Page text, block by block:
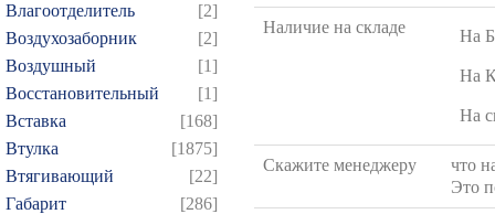
Влагоотделитель
[2]
Воздухозаборник
[2]
Воздушный
[1]
Восстановительный
[1]
Вставка
[168]
Втулка
[1875]
Втягивающий
[22]
Габарит
[286]
Наличие на складе На
На
На
Скажите менеджеру
что
Это